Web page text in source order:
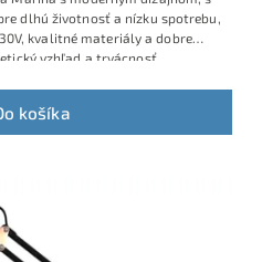
košíka
dlhú životnosť a nízku spotrebu,
kvalitné materiály a dobre
vzhľad a trvácnosť